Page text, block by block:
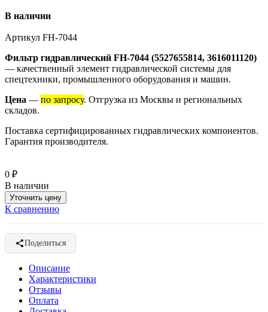
В наличии
Артикул FH-7044
Фильтр гидравлический FH-7044 (5527655814, 3616011120)
— качественный элемент гидравлической системы для
спецтехники, промышленного оборудования и машин.
Цена — по запросу. Отгрузка из Москвы и региональных
складов.
Поставка сертифицированных гидравлических компонентов.
Гарантия производителя.
0 ₽
В наличии
Уточнить цену
К сравнению
Поделиться
Описание
Характеристики
Отзывы
Оплата